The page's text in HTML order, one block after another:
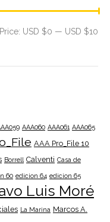
Price: USD $0 — USD $10
AAA060 AAA061 AAA065
AAA Pro_File 10
Borrell Calventi Casa de
60 edicion 64 edicion 65
Luis Moré
La Marina Marcos A.